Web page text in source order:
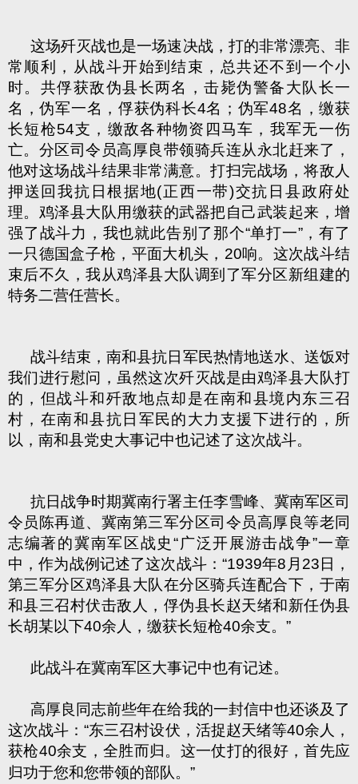
这场歼灭战也是一场速决战，打的非常漂亮、非
常顺利，从战斗开始到结束，总共还不到一个小
时。共俘获敌伪县长两名，击毙伪警备大队长一
名，伪军一名，俘获伪科长4名；伪军48名，缴获
长短枪54支，缴敌各种物资四马车，我军无一伤
亡。分区司令员高厚良带领骑兵连从永北赶来了，
他对这场战斗结果非常满意。打扫完战场，将敌人
押送回我抗日根据地(正西一带)交抗日县政府处
理。鸡泽县大队用缴获的武器把自己武装起来，增
强了战斗力，我也就此告别了那个“单打一”，有了
一只德国盒子枪，平面大机头，20响。这次战斗结
束后不久，我从鸡泽县大队调到了军分区新组建的
特务二营任营长。
战斗结束，南和县抗日军民热情地送水、送饭对
我们进行慰问，虽然这次歼灭战是由鸡泽县大队打
的，但战斗和歼敌地点却是在南和县境内东三召
村，在南和县抗日军民的大力支援下进行的，所
以，南和县党史大事记中也记述了这次战斗。
抗日战争时期冀南行署主任李雪峰、冀南军区司
令员陈再道、冀南第三军分区司令员高厚良等老同
志编著的冀南军区战史“广泛开展游击战争”一章
中，作为战例记述了这次战斗：“1939年8月23日，
第三军分区鸡泽县大队在分区骑兵连配合下，于南
和县三召村伏击敌人，俘伪县长赵天绪和新任伪县
长胡某以下40余人，缴获长短枪40余支。”
此战斗在冀南军区大事记中也有记述。
高厚良同志前些年在给我的一封信中也还谈及了
这次战斗：“东三召村设伏，活捉赵天绪等40余人，
获枪40余支，全胜而归。 这一仗打的很好，首先应
归功于您和您带领的部队。”